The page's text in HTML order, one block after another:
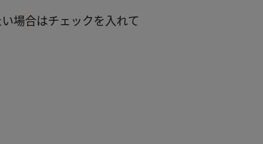
場合はチェックを入れて